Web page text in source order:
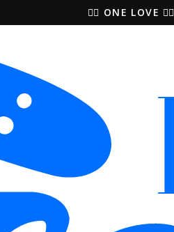
🚵‍♀️ ONE LOVE 🚴‍♀️